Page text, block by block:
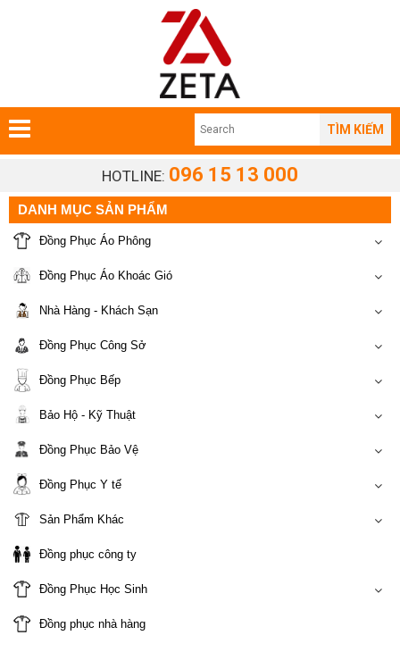
TÌM KIẾM
HOTLINE: 096 15 13 000
DANH MỤC SẢN PHẨM
Đồng Phục Áo Phông
Đồng Phục Áo Khoác Gió
Nhà Hàng - Khách Sạn
Đồng Phục Công Sở
Đồng Phục Bếp
Bảo Hộ - Kỹ Thuật
Đồng Phục Bảo Vệ
Đồng Phục Y tế
Sản Phẩm Khác
Đồng phục công ty
Đồng Phục Học Sinh
Đồng phục nhà hàng